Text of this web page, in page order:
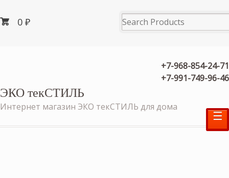
0₽
+7-968-854-24-71
+7-991-749-96-46
ЭКО текСТИЛЬ
Интернет магазин ЭКО текСТИЛЬ для дома
☰